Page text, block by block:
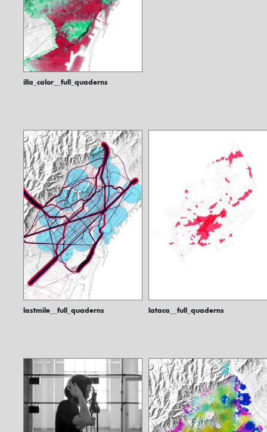
illa_calor__full_quaderns
lastmile__full_quaderns lataca__full_quaderns